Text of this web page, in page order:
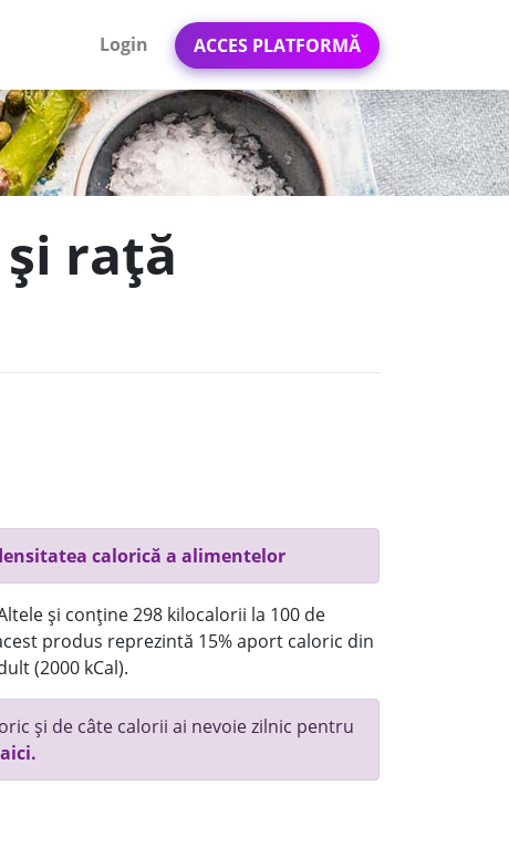
Login ACCES PLATFORMĂ
rață
calorică a alimentelor
și conține 298 kilocalorii la 100 de
produs reprezintă 15% aport caloric din
(2000 kCal).
și de câte calorii ai nevoie zilnic pentru